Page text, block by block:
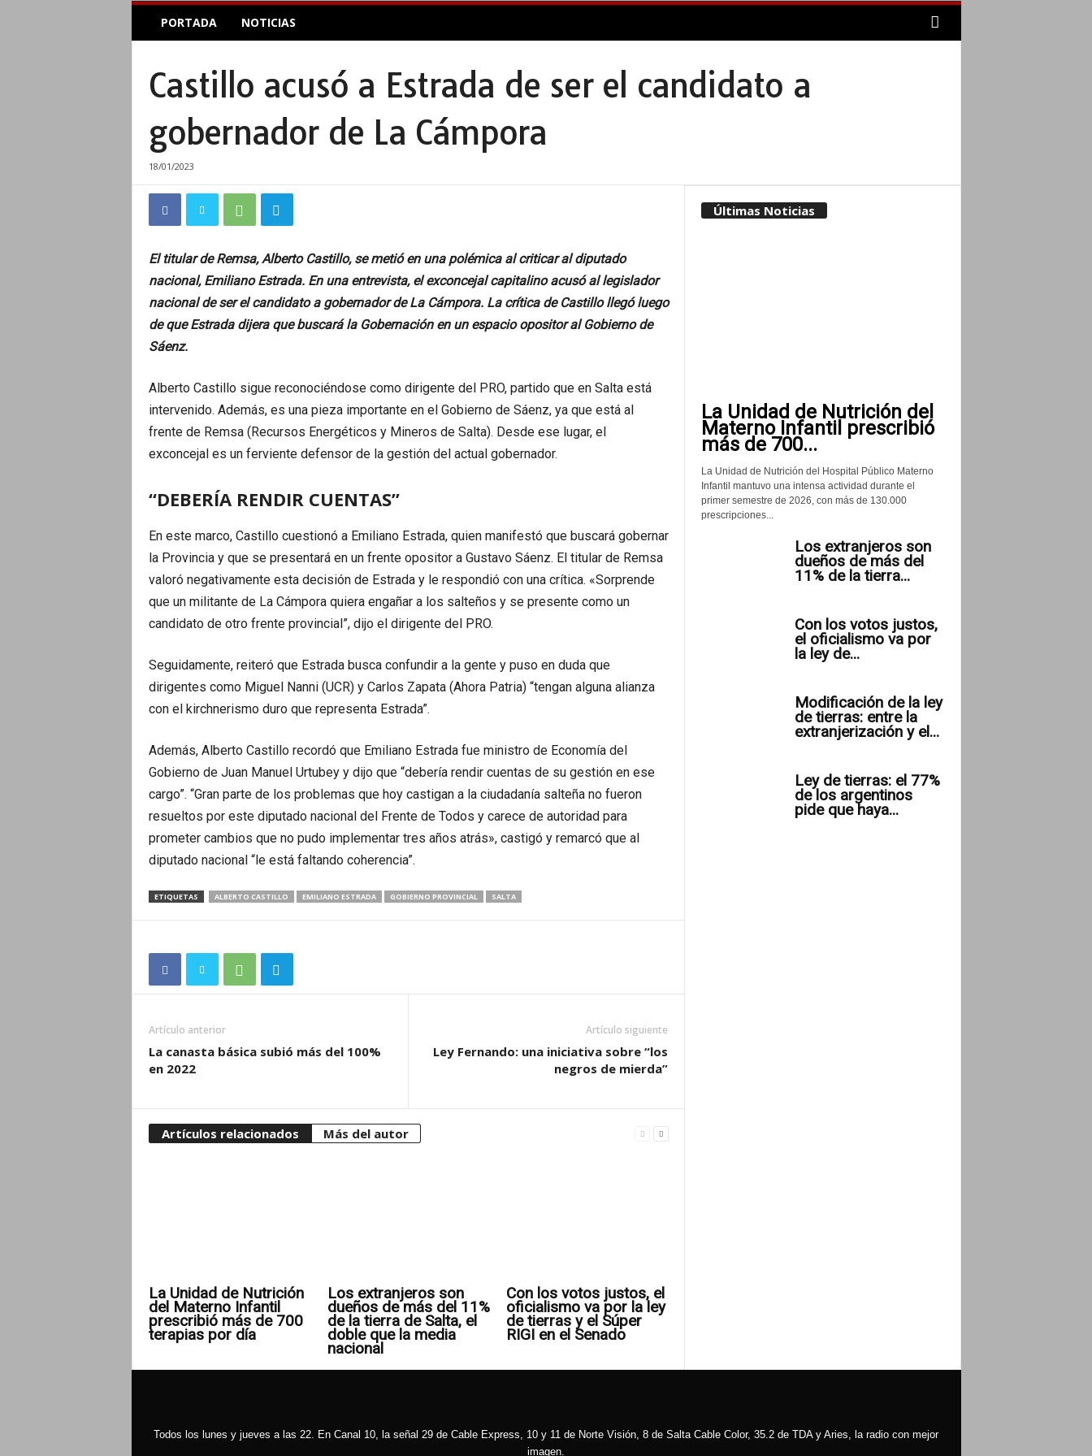
E
A
PORTADA NOTICIAS
Castillo acusó a Estrada de ser el candidato a
gobernador de La Cámpora
18/01/2023
El titular de Remsa, Alberto Castillo, se metió en una polémica al criticar al diputado
nacional, Emiliano Estrada. En una entrevista, el exconcejal capitalino acusó al legislador
nacional de ser el candidato a gobernador de La Cámpora. La crítica de Castillo llegó luego
de que Estrada dijera que buscará la Gobernación en un espacio opositor al Gobierno de
Sáenz.
Alberto Castillo sigue reconociéndose como dirigente del PRO, partido que en Salta está
intervenido. Además, es una pieza importante en el Gobierno de Sáenz, ya que está al
frente de Remsa (Recursos Energéticos y Mineros de Salta). Desde ese lugar, el
exconcejal es un ferviente defensor de la gestión del actual gobernador.
“DEBERÍA RENDIR CUENTAS”
En este marco, Castillo cuestionó a Emiliano Estrada, quien manifestó que buscará gobernar
la Provincia y que se presentará en un frente opositor a Gustavo Sáenz. El titular de Remsa
valoró negativamente esta decisión de Estrada y le respondió con una crítica. «Sorprende
que un militante de La Cámpora quiera engañar a los salteños y se presente como un
candidato de otro frente provincial”, dijo el dirigente del PRO.
Seguidamente, reiteró que Estrada busca confundir a la gente y puso en duda que
dirigentes como Miguel Nanni (UCR) y Carlos Zapata (Ahora Patria) “tengan alguna alianza
con el kirchnerismo duro que representa Estrada”.
Además, Alberto Castillo recordó que Emiliano Estrada fue ministro de Economía del
Gobierno de Juan Manuel Urtubey y dijo que “debería rendir cuentas de su gestión en ese
cargo”. “Gran parte de los problemas que hoy castigan a la ciudadanía salteña no fueron
resueltos por este diputado nacional del Frente de Todos y carece de autoridad para
prometer cambios que no pudo implementar tres años atrás», castigó y remarcó que al
diputado nacional “le está faltando coherencia”.
ETIQUETAS ALBERTO CASTILLO EMILIANO ESTRADA GOBIERNO PROVINCIAL SALTA
Artículo anterior
La canasta básica subió más del 100%
en 2022
Artículo siguiente
Ley Fernando: una iniciativa sobre “los
negros de mierda”
Artículos relacionados Más del autor
La Unidad de Nutrición
del Materno Infantil
prescribió más de 700
terapias por día
Los extranjeros son
dueños de más del 11%
de la tierra de Salta, el
doble que la media
nacional
Con los votos justos, el
oficialismo va por la ley
de tierras y el Súper
RIGI en el Senado
Últimas Noticias
La Unidad de Nutrición del
Materno Infantil prescribió
más de 700...
La Unidad de Nutrición del Hospital Público Materno
Infantil mantuvo una intensa actividad durante el
primer semestre de 2026, con más de 130.000
prescripciones...
Los extranjeros son
dueños de más del
11% de la tierra...
Con los votos justos,
el oficialismo va por
la ley de...
Modificación de la ley
de tierras: entre la
extranjerización y el...
Ley de tierras: el 77%
de los argentinos
pide que haya...
Todos los lunes y jueves a las 22. En Canal 10, la señal 29 de Cable Express, 10 y 11 de Norte Visión, 8 de Salta Cable Color, 35.2 de TDA y Aries, la radio con mejor
imagen.